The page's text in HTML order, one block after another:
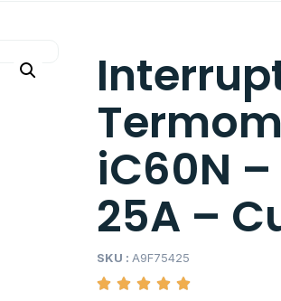
iC60N
25A –
SKU : A9F75425